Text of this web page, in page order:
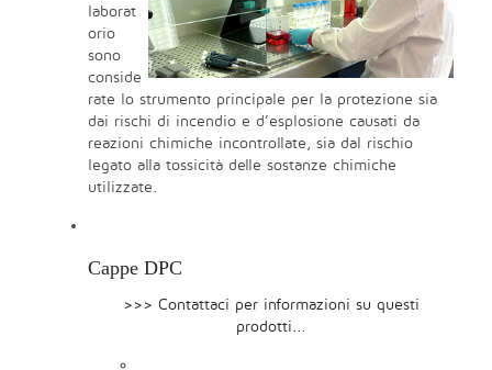
laborat
orio
sono
conside
rate lo strumento principale per la protezione sia
dai rischi di incendio e d’esplosione causati da
reazioni chimiche incontrollate, sia dal rischio
legato alla tossicità delle sostanze chimiche
utilizzate.
Cappe DPC
>>> Contattaci per informazioni su questi
prodotti...